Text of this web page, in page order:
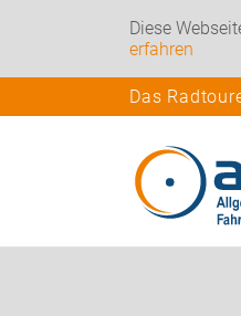
Diese
erfahren
Das